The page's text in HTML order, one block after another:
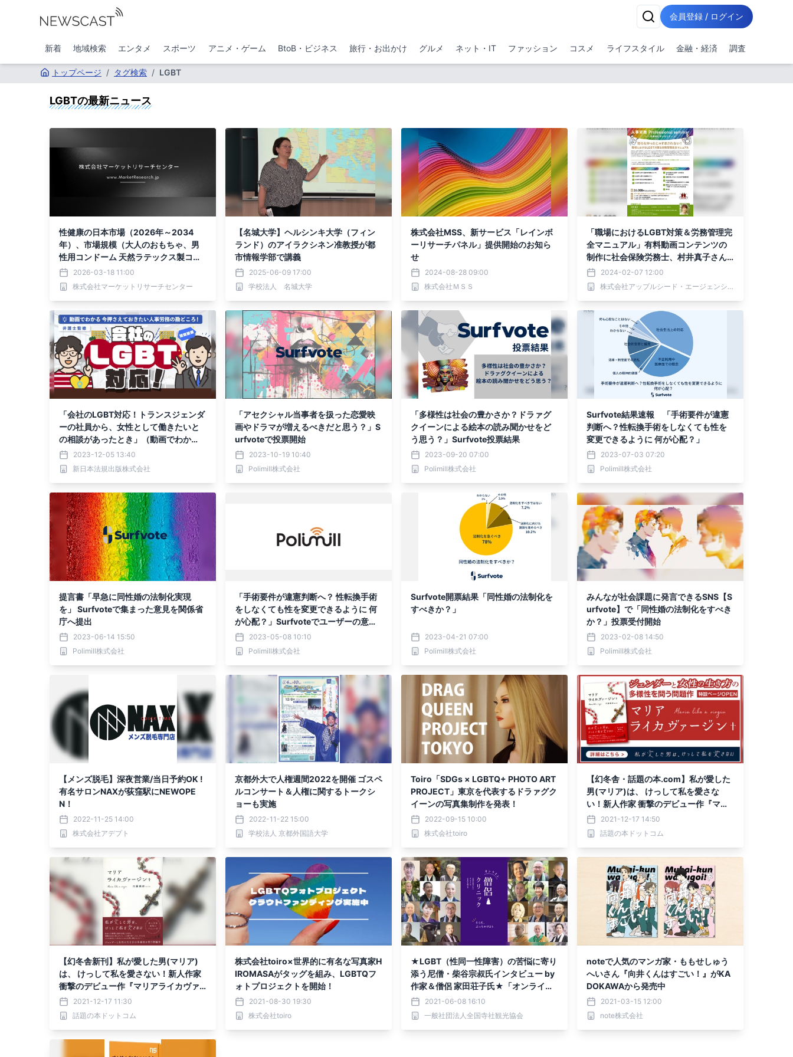
会員登録 / ログイン
新着 地域検索 エンタメ スポーツ アニメ・ゲーム BtoB・ビジネス 旅行・お出かけ グルメ ネット・IT ファッション コスメ ライフスタイル 金融・経済 調査
トップページ / タグ検索 / LGBT
LGBTの最新ニュース
性健康の日本市場（2026年～2034
年）、市場規模（大人のおもちゃ、男
性用コンドーム 天然ラテックス製コン
ドーム、天然ラテックス製コンドー
ム、女性用避妊具、クリーム ウエスト/
ヒップ美白クリーム 脱毛フォーム/クリ
脱毛フォーム/クリーム、潤滑剤および
スプレー ジェル、潤滑剤、マッサージ
オイル、ジェル、潤滑剤、マッサージ
オイル 親密な洗浄、フォーム、ワイプ
親密
2026-03-18 11:00
株式会社マーケットリサーチセンター
【名城大学】ヘルシンキ大学（フィン
ランド）のアイラクシネン准教授が都
市情報学部で講義
2025-06-09 17:00
学校法人 名城大学
株式会社MSS、新サービス「レインボ
ーリサーチパネル」提供開始のお知ら
せ
2024-08-28 09:00
株式会社ＭＳＳ
「職場におけるLGBT対策＆労務管理完
全マニュアル」有料動画コンテンツの
制作に社会保険労務士、村井真子さん
が解説協力
2024-02-07 12:00
株式会社アップルシード・エージェンシー
「会社のLGBT対応！トランスジェンダ
ーの社員から、女性として働きたいと
の相談があったとき」（動画でわか
る）をYouTubeに配信を開始しまし
た！
2023-12-05 13:40
新日本法規出版株式会社
「アセクシャル当事者を扱った恋愛映
画やドラマが増えるべきだと思う？」S
urfvoteで投票開始
2023-10-19 10:40
Polimill株式会社
「多様性は社会の豊かさか？ドラァグ
クイーンによる絵本の読み聞かせをど
う思う？」Surfvote投票結果
2023-09-20 07:00
Polimill株式会社
Surfvote結果速報 「手術要件が違憲
判断へ？性転換手術をしなくても性を
変更できるように 何が心配？」
2023-07-03 07:20
Polimill株式会社
提言書「早急に同性婚の法制化実現
を」 Surfvoteで集まった意見を関係省
庁へ提出
2023-06-14 15:50
Polimill株式会社
「手術要件が違憲判断へ？ 性転換手術
をしなくても性を変更できるように 何
が心配？」Surfvoteでユーザーの意見
投票開始2023-05-08 10:10
Polimill株式会社
Surfvote開票結果「同性婚の法制化を
すべきか？」
2023-04-21 07:00
Polimill株式会社
みんなが社会課題に発言できるSNS【S
urfvote】で「同性婚の法制化をすべき
か？」投票受付開始
2023-02-08 14:50
Polimill株式会社
【メンズ脱毛】深夜営業/当日予約OK !
有名サロンNAXが荻窪駅にNEWOPE
N！
2022-11-25 14:00
株式会社アデプト
京都外大で人権週間2022を開催 ゴスペ
ルコンサート＆人権に関するトークシ
ョーも実施
2022-11-22 15:00
学校法人 京都外国語大学
Toiro「SDGs × LGBTQ+ PHOTO ART
PROJECT」東京を代表するドラァグク
イーンの写真集制作を発表！
2022-09-15 10:00
株式会社toiro
【幻冬舎・話題の本.com】私が愛した
男(マリア)は、 けっして私を愛さな
い！新人作家 衝撃のデビュー作『マリ
アライカヴァージン+』特設ページOPE
N！
2021-12-17 14:50
話題の本ドットコム
【幻冬舎新刊】私が愛した男(マリア)
は、 けっして私を愛さない！新人作家
衝撃のデビュー作『マリアライカヴァ
ージン+』11月22日発売！
2021-12-17 11:30
話題の本ドットコム
株式会社toiro×世界的に有名な写真家H
IROMASAがタッグを組み、LGBTQフ
ォトプロジェクトを開始！
2021-08-30 19:30
株式会社toiro
★LGBT（性同一性障害）の苦悩に寄り
添う尼僧・柴谷宗叔氏インタビュー by
作家＆僧侶 家田荘子氏★「オンライン
僧侶クリニック」開設記念特番Part2公
開【寺社Now】
2021-06-08 16:10
一般社団法人全国寺社観光協会
noteで人気のマンガ家・ももせしゅう
へいさん『向井くんはすごい！』がKA
DOKAWAから発売中
2021-03-15 12:00
note株式会社